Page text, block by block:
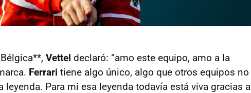
Vettel declaró: “amo este equipo, amo a la
Ferrari tiene algo único, algo que otros equipos no
leyenda. Para mi esa leyenda todavía está viva gracias a